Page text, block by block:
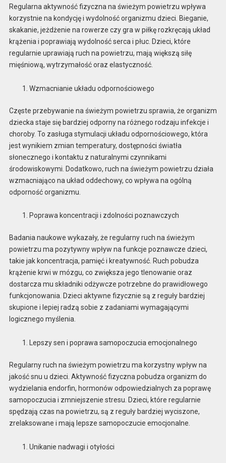
Regularna aktywność fizyczna na świeżym powietrzu wpływa
korzystnie na kondycję i wydolność organizmu dzieci. Bieganie,
skakanie, jeżdżenie na rowerze czy gra w piłkę rozkręcają układ
krążenia i poprawiają wydolność serca i płuc. Dzieci, które
regularnie uprawiają ruch na powietrzu, mają większą siłę
mięśniową, wytrzymałość oraz elastyczność.
Wzmacnianie układu odpornościowego
Częste przebywanie na świeżym powietrzu sprawia, że organizm
dziecka staje się bardziej odporny na różnego rodzaju infekcje i
choroby. To zasługa stymulacji układu odpornościowego, która
jest wynikiem zmian temperatury, dostępności światła
słonecznego i kontaktu z naturalnymi czynnikami
środowiskowymi. Dodatkowo, ruch na świeżym powietrzu działa
wzmacniająco na układ oddechowy, co wpływa na ogólną
odporność organizmu.
Poprawa koncentracji i zdolności poznawczych
Badania naukowe wykazały, że regularny ruch na świeżym
powietrzu ma pozytywny wpływ na funkcje poznawcze dzieci,
takie jak koncentracja, pamięć i kreatywność. Ruch pobudza
krążenie krwi w mózgu, co zwiększa jego tlenowanie oraz
dostarcza mu składniki odżywcze potrzebne do prawidłowego
funkcjonowania. Dzieci aktywne fizycznie są z reguły bardziej
skupione i lepiej radzą sobie z zadaniami wymagającymi
logicznego myślenia.
Lepszy sen i poprawa samopoczucia emocjonalnego
Regularny ruch na świeżym powietrzu ma korzystny wpływ na
jakość snu u dzieci. Aktywność fizyczna pobudza organizm do
wydzielania endorfin, hormonów odpowiedzialnych za poprawę
samopoczucia i zmniejszenie stresu. Dzieci, które regularnie
spędzają czas na powietrzu, są z reguły bardziej wyciszone,
zrelaksowane i mają lepsze samopoczucie emocjonalne.
Unikanie nadwagi i otyłości